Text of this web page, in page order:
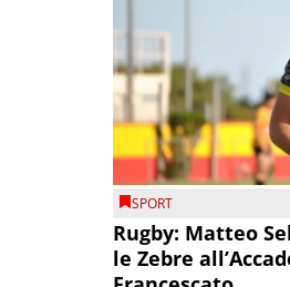
SPORT
Rugby: Matteo
le Zebre